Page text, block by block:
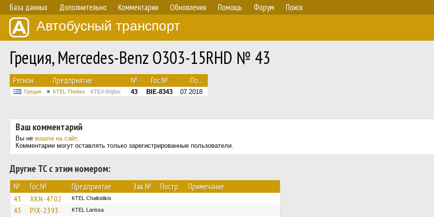
База данных Дополнительно Комментарии Обновления Помощь Форум Поиск
Автобусный транспорт
Греция, Mercedes-Benz O303-15RHD № 43
Регион Предприятие № Гос.№ По...
Греция KTEL Thebes ΚΤΕΛ Θήβας 43 BIE-8343 07.2018
Ваш комментарий
Вы не вошли на сайт.
Комментарии могут оставлять только зарегистрированные пользователи.
Другие ТС с этим номером:
№ Гос.№ Предприятие Зав.№ Постр. Примечание
43 XKN-4702 ΚΤΕL Chalkidikis
43 PIX-2393 KTEL Larissa